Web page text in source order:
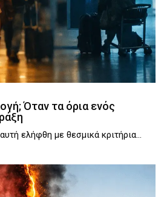
Όταν τα όρια ενός
ελήφθη με θεσμικά κριτήρια...